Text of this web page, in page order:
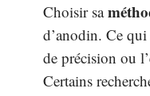
Choisir sa
d’anodin. Ce
de précision ou
Certains